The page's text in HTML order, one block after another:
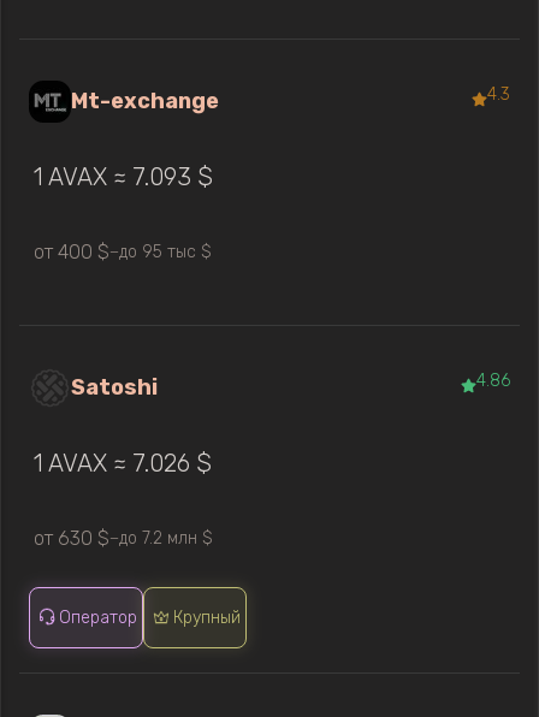
Mt-exchange 4.3
1 AVAX ≈ 7.093 $
от 400 $—до 95 тыс $
Satoshi 4.86
1 AVAX ≈ 7.026 $
от 630 $—до 7.2 млн $
Оператор Крупный